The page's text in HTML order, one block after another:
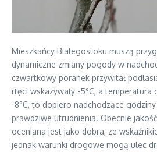
Mieszkańcy Białegostoku muszą
dynamiczne zmiany pogody w
czwartkowy poranek przywitał
rtęci wskazywały -5°C, a temperatura
-8°C, to dopiero nadchodzące
prawdziwe utrudnienia. Obecnie
oceniana jest jako dobra, ze
jednak warunki drogowe mogą ulec